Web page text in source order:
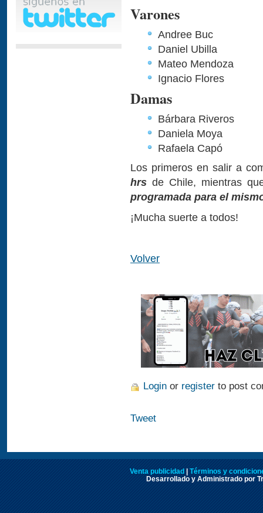
Varones
Andree Buc
Daniel Ubilla
Mateo Mendoza
Ignacio Flores
Damas
Bárbara Riveros
Daniela Moya
Rafaela Capó
Los primeros en salir a
hrs de Chile, mientras
programada para el
¡Mucha suerte a todos!
Volver
Login or register to post
Tweet
Venta publicidad | Términos y
Desarrollado y Administrado por